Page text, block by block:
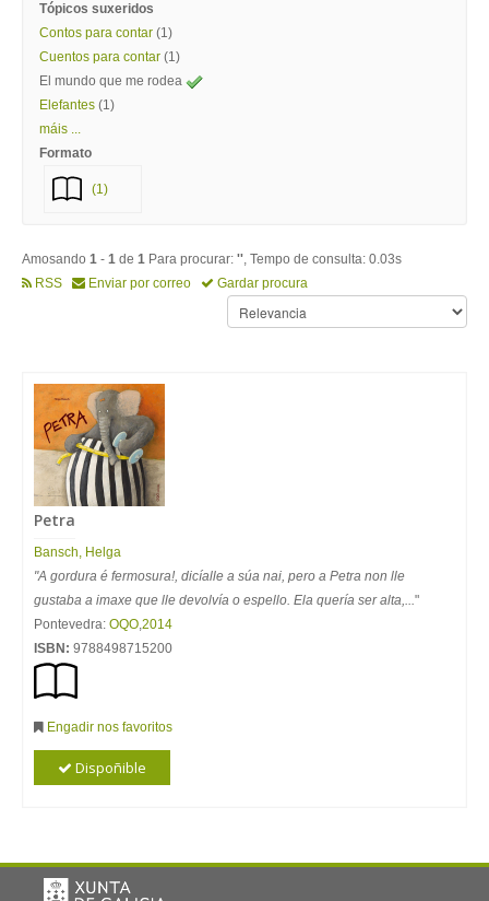
Tópicos suxeridos
Contos para contar (1)
Cuentos para contar (1)
El mundo que me rodea
Elefantes (1)
máis ...
Formato
(1)
Amosando 1 - 1 de 1 Para procurar: '', Tempo de consulta: 0.03s
RSS
Enviar por correo Gardar procura
Petra
Bansch, Helga
"A gordura é fermosura!, dicíalle a súa nai, pero a Petra non lle
gustaba a imaxe que lle devolvía o espello. Ela quería ser alta,..."
Pontevedra: OQO,2014
ISBN: 9788498715200
Engadir nos favoritos
Dispoñible